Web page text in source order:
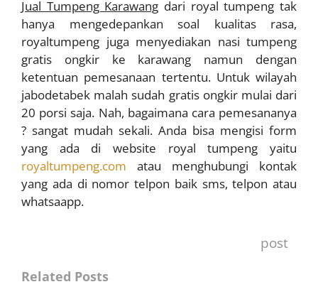
Jual Tumpeng Karawang dari royal tumpeng tak
hanya mengedepankan soal kualitas rasa,
royaltumpeng juga menyediakan nasi tumpeng
gratis ongkir ke karawang namun dengan
ketentuan pemesanaan tertentu. Untuk wilayah
jabodetabek malah sudah gratis ongkir mulai dari
20 porsi saja. Nah, bagaimana cara pemesananya
? sangat mudah sekali. Anda bisa mengisi form
yang ada di website royal tumpeng yaitu
royaltumpeng.com atau menghubungi kontak
yang ada di nomor telpon baik sms, telpon atau
whatsaapp.
post
Related Posts